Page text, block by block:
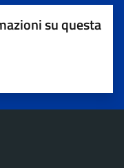
su questa